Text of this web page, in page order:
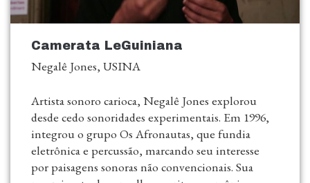
Camerata LeGuiniana
Negalê Jones, USINA
Artista sonoro carioca, Negalê Jones explorou
desde cedo sonoridades experimentais. Em 1996,
integrou o grupo Os Afronautas, que fundia
eletrônica e percussão, marcando seu interesse
por paisagens sonoras não convencionais. Sua